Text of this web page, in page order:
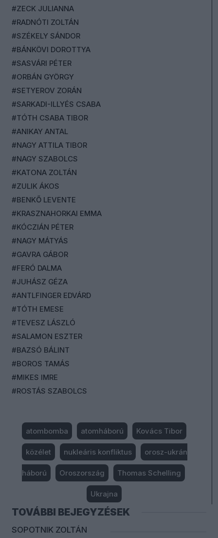
#ZECK JULIANNA
#RADNÓTI ZOLTÁN
#SZÉKELY SÁNDOR
#BÁNKÖVI DOROTTYA
#SASVÁRI PÉTER
#ORBÁN GYÖRGY
#SETYEROV ZORÁN
#SARKADI-ILLYÉS CSABA
#TÓTH CSABA TIBOR
#ANIKAY ANTAL
#NAGY ATTILA TIBOR
#NAGY SZABOLCS
#KATONA ZOLTÁN
#ZULIK ÁKOS
#BENKŐ LEVENTE
#KRASZNAHORKAI EMMA
#KÓCZIÁN PÉTER
#NAGY MÁTYÁS
#GAVRA GÁBOR
#FERÓ DALMA
#JUHÁSZ GÉZA
#ANTLFINGER EDVÁRD
#TÓTH EMESE
#TEVESZ LÁSZLÓ
#SALAMON ESZTER
#BAZSÓ BÁLINT
#BOROS TAMÁS
#MIKES IMRE
#ROSTÁS SZABOLCS
atombomba atomháború Kovács Tibor
közélet nukleáris konfliktus orosz-ukrán
háború Oroszország Thomas Schelling
Ukrajna
TOVÁBBI BEJEGYZÉSEK
SOPOTNIK ZOLTÁN